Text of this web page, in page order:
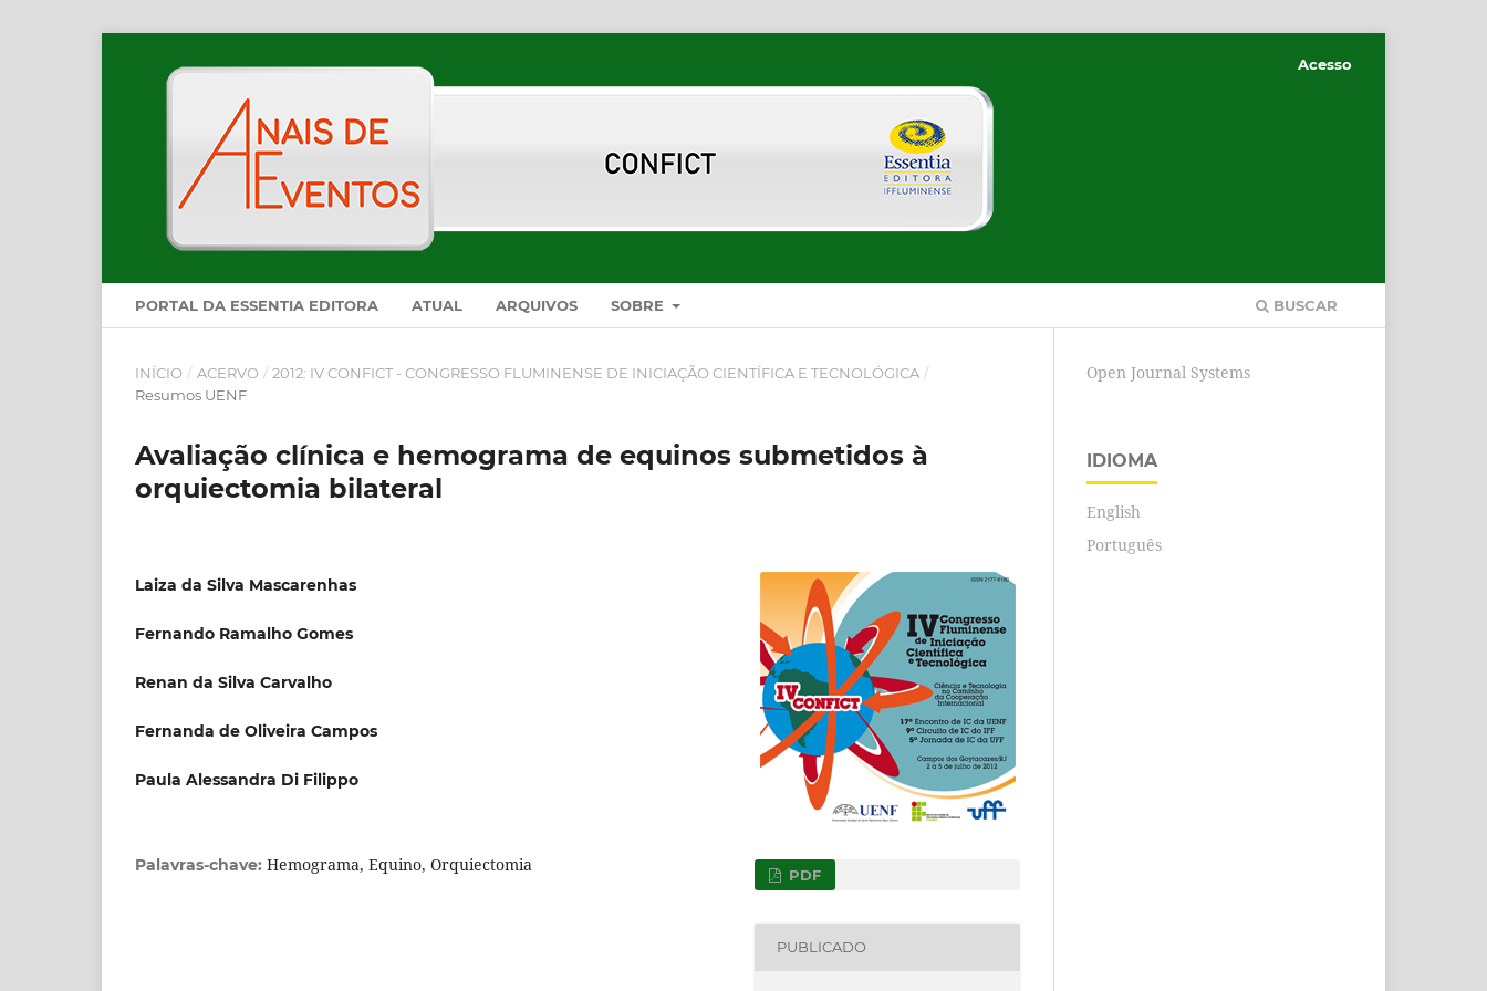
PORTAL DA ESSENTIA EDITORA ATUAL ARQUIVOS SOBRE BUSCAR
Acesso
INÍCIO / ACERVO / 2012: IV CONFICT - CONGRESSO FLUMINENSE DE INICIAÇÃO CIENTÍFICA E TECNOLÓGICA /
Resumos UENF
Avaliação clínica e hemograma de equinos submetidos à
orquiectomia bilateral
Laiza da Silva Mascarenhas
Fernando Ramalho Gomes
Renan da Silva Carvalho
Fernanda de Oliveira Campos
Paula Alessandra Di Filippo
Palavras-chave: Hemograma, Equino, Orquiectomia PDF
PUBLICADO
Open Journal Systems
IDIOMA
English
Português